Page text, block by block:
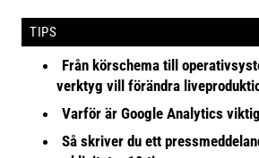
TIPS
Från körschema till
verktyg vill förändra
Varför är Google Analytics
Så skriver du ett